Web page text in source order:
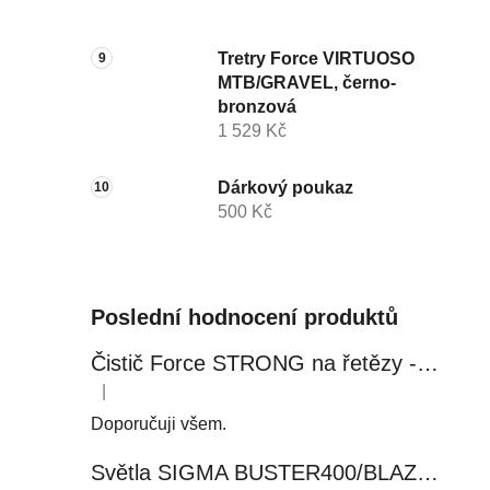
Tretry Force VIRTUOSO
MTB/GRAVEL, černo-
bronzová
1 529 Kč
Dárkový poukaz
500 Kč
Poslední hodnocení produktů
Čistič Force STRONG na řetězy - 0,5 l, láhev - růžový
Hodnocení produktu je 5 z 5 hvězdiček.
Doporučuji všem.
Světla SIGMA BUSTER400/BLAZE FLASH, přední+zadní